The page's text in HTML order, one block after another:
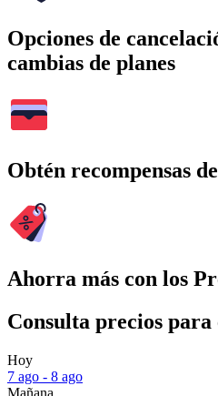
Opciones de
cambias de planes
Obtén recompensas
Ahorra más con los
Consulta precios para
Hoy
7 ago - 8 ago
Mañana